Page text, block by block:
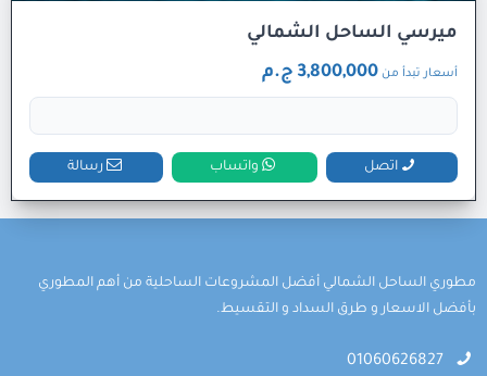
ميرسي الساحل الشمالي
أسعار تبدأ من 3,800,000 ج.م
اتصل واتساب رسالة
مطوري الساحل الشمالي أفضل المشروعات الساحلية من أهم المطوري
بأفضل الاسعار و طرق السداد و التقسيط.
01060626827